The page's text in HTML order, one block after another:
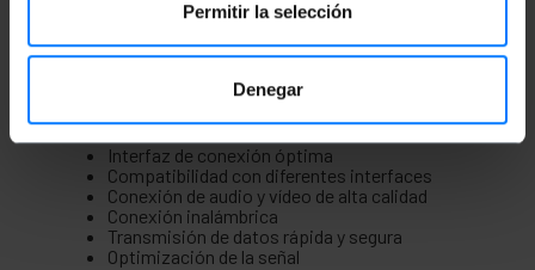
Permitir la selección
Denegar
Cable de alta velocidad
Protección contra interferencias externas
Conexión en extremos hembra y macho
Interfaz de conexión óptima
Compatibilidad con diferentes interfaces
Conexión de audio y vídeo de alta calidad
Conexión inalámbrica
Transmisión de datos rápida y segura
Optimización de la señal